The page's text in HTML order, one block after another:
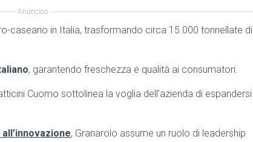
Anúncios
caseario in Italia, trasformando circa 15.000 tonnellate di
, garantendo freschezza e qualità ai consumatori.
Cuomo sottolinea la voglia dell’azienda di espandersi
, Granarolo assume un ruolo di leadership